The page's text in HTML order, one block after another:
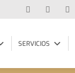
SERVICIOS